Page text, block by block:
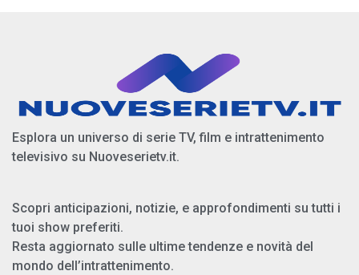
Esplora un universo di serie TV, film e intrattenimento
televisivo su Nuoveserietv.it.
Scopri anticipazioni, notizie, e approfondimenti su tutti i
tuoi show preferiti.
Resta aggiornato sulle ultime tendenze e novità del
mondo dell’intrattenimento.